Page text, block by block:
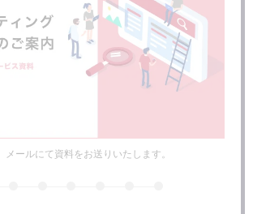
ンメディアにおけるSEO対策
テンツにはしっかりとしたコンテンツ
ールにて資料をお送りいたします。